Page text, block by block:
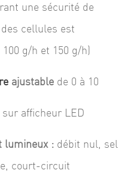
une sécurité de
cellules est
g/h et 150 g/h)
ajustablede 0 à 10
afficheur LED
lumineux :débit nul, sel
court-circuit